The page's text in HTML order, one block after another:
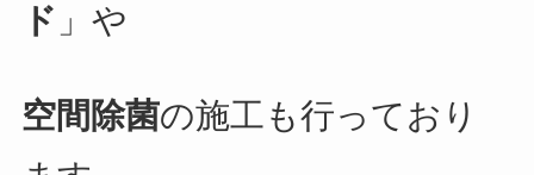
ド 」や
空間除菌の施工も行っており